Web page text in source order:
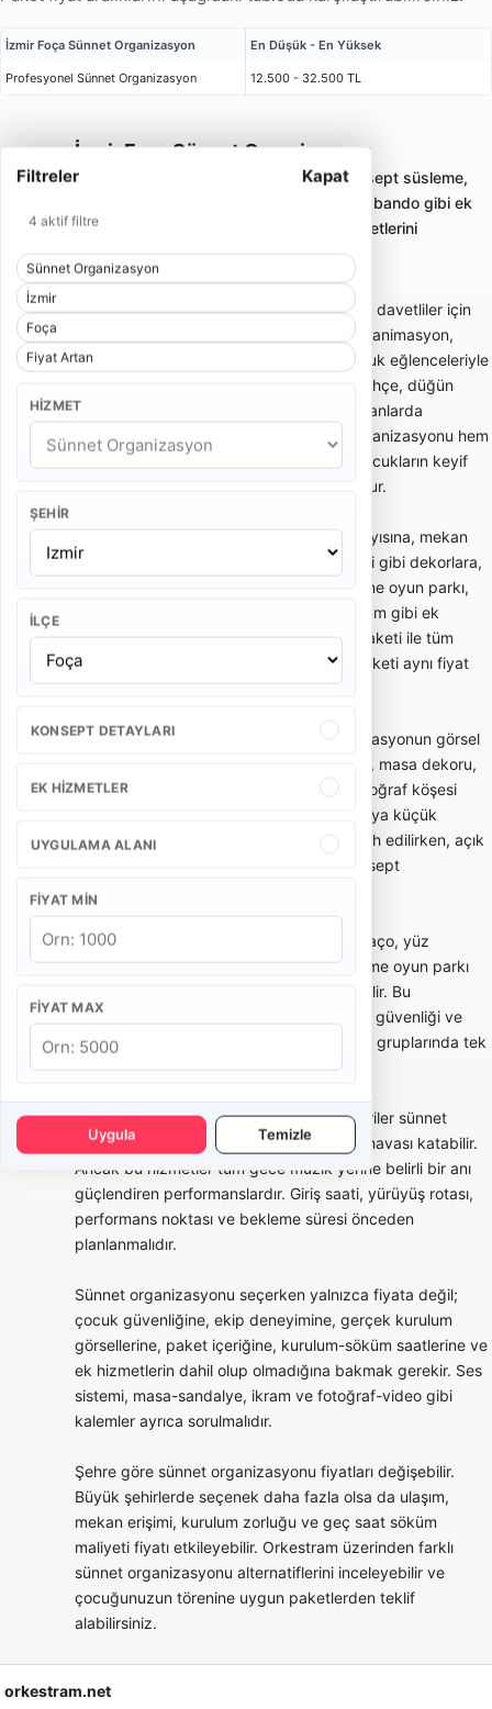
Filtreler Kapat
4 aktif filtre
Sünnet Organizasyon
İzmir
Foça
Fiyat Artan
HIZMET
ŞEHIR
İLÇE
KONSEPT DETAYLARI
EK HIZMETLER
UYGULAMA ALANI
FIYAT MIN
FIYAT MAX
Uygula Temizle
İzmir Foça Sünnet Organizasyon En Düşük - En Yüksek
Profesyonel Sünnet Organizasyon 12.500 - 32.500 TL
İzmir Foça Sünnet Organizasyon
Sünnet organizasyonu; sünnet tahtı, konsept süsleme,
animasyon, palyaço, müzik, mehter veya bando gibi ek
hizmetlerle çocuklara uygun eğlence paketlerini
Sünnet organizasyonu; sünnet çocuğu ve davetliler için
konsept süsleme, sünnet tahtı, giriş akışı, animasyon,
palyaço, müzik, bando, mehter veya çocuk eğlenceleriyle
planlanan organizasyon hizmetidir. Ev, bahçe, düğün
salonu, otel veya açık alan gibi farklı mekanlarda
uygulanabilir. Doğru planlanan sünnet organizasyonu hem
aile törenini düzenli hale getirir hem de çocukların keyif
alacağı güvenli bir eğlence ortamı oluşturur.
Sünnet organizasyonu fiyatları; davetli sayısına, mekan
tipine, sünnet tahtı veya padişah konsepti gibi dekorlara,
animasyon ekibine, palyaço, maskot, şişme oyun parkı,
mehter, bando, DJ, fotoğraf-video ve ikram gibi ek
hizmetlere göre değişir. Temel süsleme paketi ile tüm
eğlence akışını içeren kapsamlı sünnet paketi aynı fiyat
aralığında olmaz.
Sünnet tahtı ve konsept süsleme, organizasyonun görsel
merkezini oluşturur. Taht modeli, arka fon, masa dekoru,
balon/ışık kullanımı, karşılama alanı ve fotoğraf köşesi
mekanın ölçüsüne göre seçilmelidir. Ev veya küçük
salonlarda daha kompakt kurulumlar tercih edilirken, açık
alan ve büyük salonlarda daha geniş konsept
uygulanabilir.
Çocuk eğlencesi tarafında animatör, palyaço, yüz
boyama, yarışmalar, maskot karakter, şişme oyun parkı
veya mini show gibi seçenekler kullanılabilir. Bu
hizmetlerde yaş grubu, çocuk sayısı, alan güvenliği ve
program süresi önemlidir. Kalabalık çocuk gruplarında tek
animatör yeterli olmayabilir.
Mehter, bando veya davul şov gibi gösteriler sünnet
organizasyonuna güçlü bir giriş ve tören havası katabilir.
Ancak bu hizmetler tüm gece müzik yerine belirli bir anı
güçlendiren performanslardır. Giriş saati, yürüyüş rotası,
performans noktası ve bekleme süresi önceden
planlanmalıdır.
Sünnet organizasyonu seçerken yalnızca fiyata değil;
çocuk güvenliğine, ekip deneyimine, gerçek kurulum
görsellerine, paket içeriğine, kurulum-söküm saatlerine ve
ek hizmetlerin dahil olup olmadığına bakmak gerekir. Ses
sistemi, masa-sandalye, ikram ve fotoğraf-video gibi
kalemler ayrıca sorulmalıdır.
Şehre göre sünnet organizasyonu fiyatları değişebilir.
Büyük şehirlerde seçenek daha fazla olsa da ulaşım,
mekan erişimi, kurulum zorluğu ve geç saat söküm
maliyeti fiyatı etkileyebilir. Orkestram üzerinden farklı
sünnet organizasyonu alternatiflerini inceleyebilir ve
çocuğunuzun törenine uygun paketlerden teklif
alabilirsiniz.
orkestram.net